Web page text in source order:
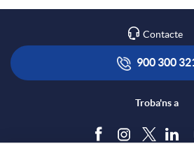
Contacte
900 300
Troba'ns a